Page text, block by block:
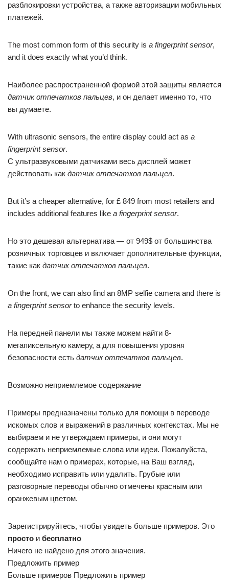
разблокировки устройства, а также авторизации мобильных
платежей.
The most common form of this security is a fingerprint sensor,
and it does exactly what you’d think.
Наиболее распространенной формой этой защиты является
датчик отпечатков пальцев, и он делает именно то, что
вы думаете.
With ultrasonic sensors, the entire display could act as a
fingerprint sensor.
С ультразвуковыми датчиками весь дисплей может
действовать как датчик отпечатков пальцев.
But it’s a cheaper alternative, for £ 849 from most retailers and
includes additional features like a fingerprint sensor.
Но это дешевая альтернатива — от 949$ от большинства
розничных торговцев и включает дополнительные функции,
такие как датчик отпечатков пальцев.
On the front, we can also find an 8MP selfie camera and there is
a fingerprint sensorto enhance the security levels.
На передней панели мы также можем найти 8-
мегапиксельную камеру, а для повышения уровня
безопасности есть датчик отпечатков пальцев.
Возможно неприемлемое содержание
Примеры предназначены только для помощи в переводе
искомых слов и выражений в различных контекстах. Мы не
выбираем и не утверждаем примеры, и они могут
содержать неприемлемые слова или идеи. Пожалуйста,
сообщайте нам о примерах, которые, на Ваш взгляд,
необходимо исправить или удалить. Грубые или
разговорные переводы обычно отмечены красным или
оранжевым цветом.
Зарегистрируйтесь, чтобы увидеть больше примеров. Это
просто и бесплатно
Ничего не найдено для этого значения.
Предложить пример
Больше примеров Предложить пример